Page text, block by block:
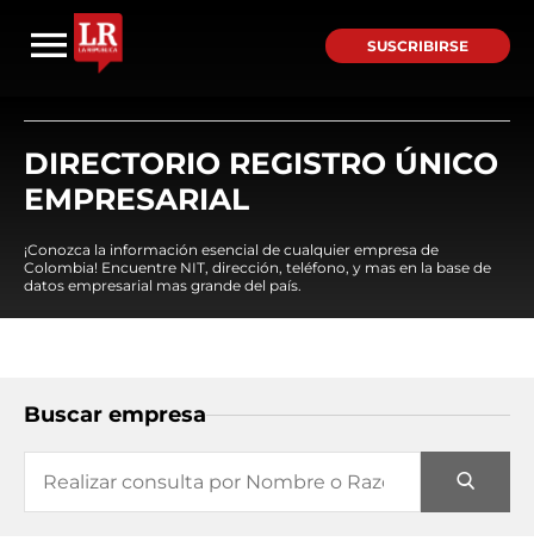
SUSCRIBIRSE
DIRECTORIO REGISTRO ÚNICO
EMPRESARIAL
¡Conozca la información esencial de cualquier empresa de
Colombia! Encuentre NIT, dirección, teléfono, y mas en la base de
datos empresarial mas grande del país.
Buscar empresa